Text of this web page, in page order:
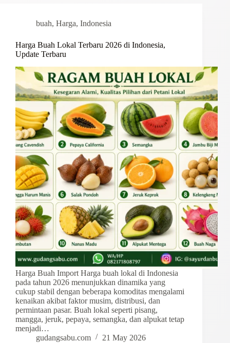
buah, Harga, Indonesia
Harga Buah Lokal Terbaru 2026 di Indonesia,
Update Terbaru
Harga Buah Import Harga buah lokal di Indonesia
pada tahun 2026 menunjukkan dinamika yang
cukup stabil dengan beberapa komoditas mengalami
kenaikan akibat faktor musim, distribusi, dan
permintaan pasar. Buah lokal seperti pisang,
mangga, jeruk, pepaya, semangka, dan alpukat tetap
menjadi…
gudangsabu.com
21 May 2026